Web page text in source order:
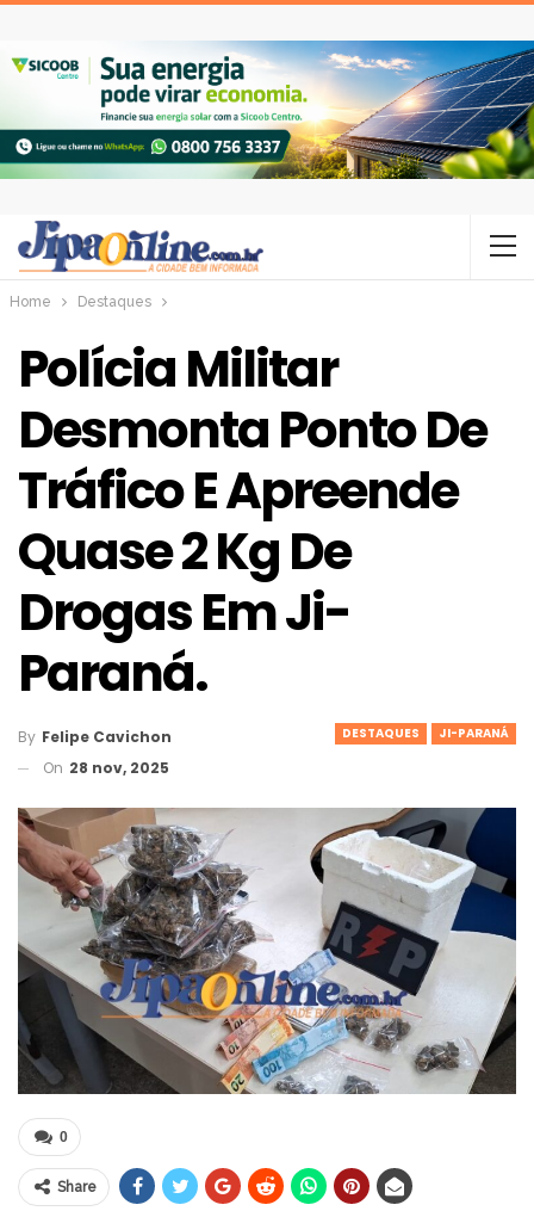
Home Destaques
Polícia Militar
Desmonta Ponto De
Tráfico E Apreende
Quase 2 Kg De
Drogas Em Ji-
Paraná.
DESTAQUES JI-PARANÁ
By Felipe Cavichon
On 28 nov, 2025
0
Share